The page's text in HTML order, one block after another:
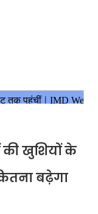
की खुशियों के
बढ़ेगा